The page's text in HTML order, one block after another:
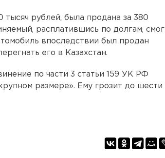
рублей, была продана за 380
расплатившись по долгам, смог
впоследствии был продан
его в Казахстан.
по части 3 статьи 159 УК РФ
размере». Ему грозит до шести